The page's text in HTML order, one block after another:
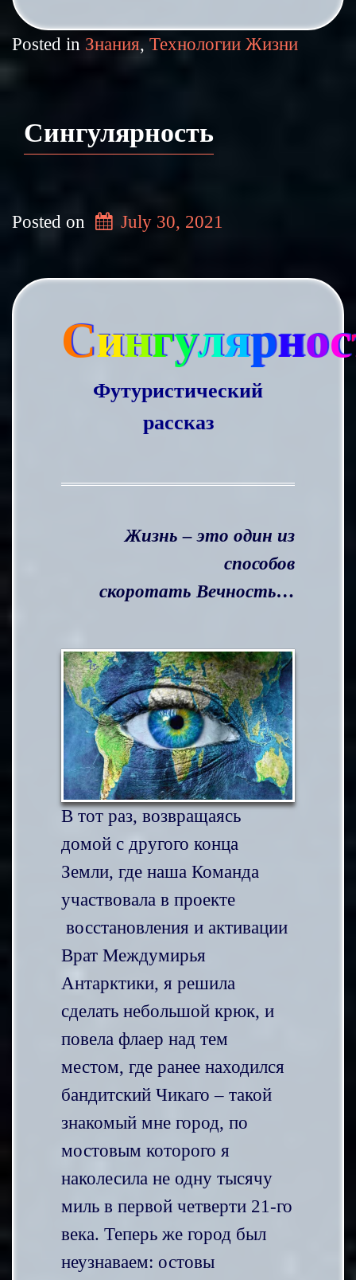
Posted in Знания, Технологии Жизни
Сингулярность
Posted on July 30, 2021
Сингулярнос
Футуристический
рассказ
Жизнь – это один из
способов
скоротать Вечность…
В тот раз, возвращаясь
домой с другого конца
Земли, где наша Команда
участвовала в проекте
восстановления и активации
Врат Междумирья
Антарктики, я решила
сделать небольшой крюк, и
повела флаер над тем
местом, где ранее находился
бандитский Чикаго – такой
знакомый мне город, по
мостовым которого я
наколесила не одну тысячу
миль в первой четверти 21-го
века. Теперь же город был
неузнаваем: остовы